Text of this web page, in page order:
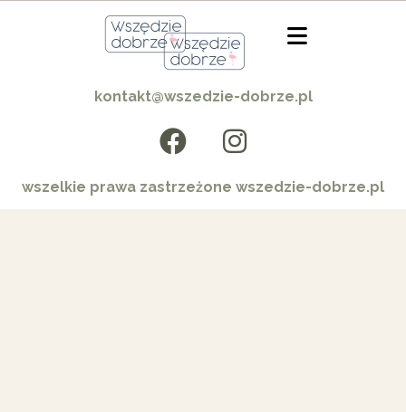
kontakt@wszedzie-dobrze.pl
wszelkie prawa zastrzeżone wszedzie-dobrze.pl